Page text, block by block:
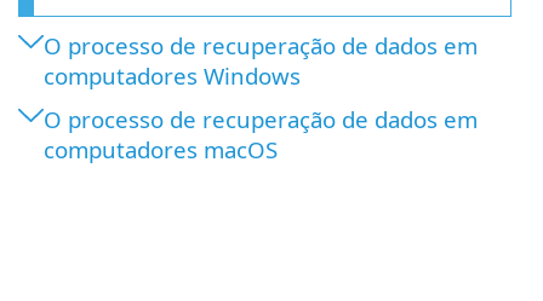
O processo de recuperação de dados em
computadores Windows
O processo de recuperação de dados em
computadores macOS